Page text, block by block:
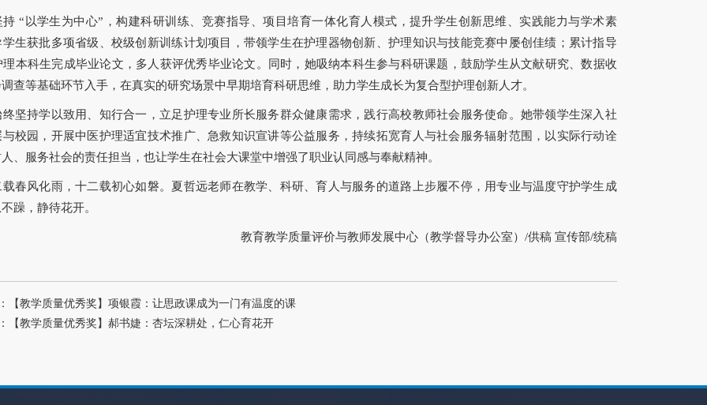
持 “以学生为中心”，构建科研训练、竞赛指导、项目培育一体化育人模式，提升学生创新思维、实践能力与学术素
生获批多项省级、校级创新训练计划项目，带领学生在护理器物创新、护理知识与技能竞赛中屡创佳绩；累计指导
理本科生完成毕业论文，多人获评优秀毕业论文。同时，她吸纳本科生参与科研课题，鼓励学生从文献研究、数据收
查等基础环节入手，在真实的研究场景中早期培育科研思维，助力学生成长为复合型护理创新人才。
终坚持学以致用、知行合一，立足护理专业所长服务群众健康需求，践行高校教师社会服务使命。她带领学生深入社
校园，开展中医护理适宜技术推广、急救知识宣讲等公益服务，持续拓宽育人与社会服务辐射范围，以实际行动诠
、服务社会的责任担当，也让学生在社会大课堂中增强了职业认同感与奉献精神。
载春风化雨，十二载初心如磐。夏哲远老师在教学、科研、育人与服务的道路上步履不停，用专业与温度守护学生成
躁，静待花开。
教育教学质量评价与教师发展中心（教学督导办公室）/供稿 宣传部/统稿
【教学质量优秀奖】项银霞：让思政课成为一门有温度的课
【教学质量优秀奖】郝书婕：杏坛深耕处，仁心育花开